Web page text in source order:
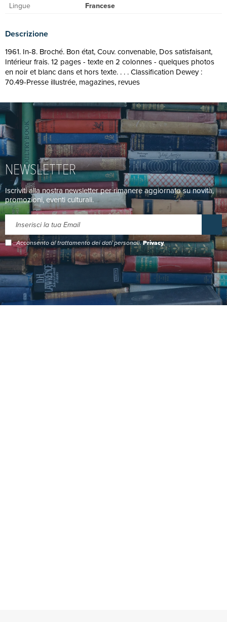
Lingue
Francese
Descrizione
1961. In-8. Broché. Bon état, Couv. convenable, Dos satisfaisant,
Intérieur frais. 12 pages - texte en 2 colonnes - quelques photos
en noir et blanc dans et hors texte. . . . Classification Dewey :
70.49-Presse illustrée, magazines, revues
NEWSLETTER
Iscriviti alla nostra newsletter per rimanere aggiornato su novità,
promozioni, eventi culturali.
Acconsento al trattamento dei dati personali.Privacy